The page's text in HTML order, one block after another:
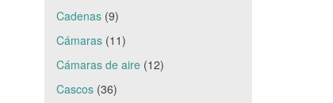
Cadenas(9)
Cámaras(11)
Cámaras de aire(12)
Cascos(36)